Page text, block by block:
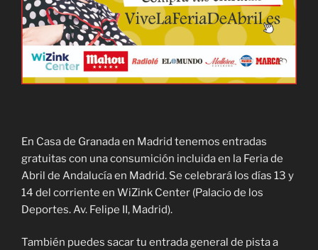
En Casa de Granada en Madrid tenemos entradas
gratuitas con una consumición incluida en la Feria de
Abril de Andalucía en Madrid. Se celebrará los días 13 y
14 del corriente en WiZink Center (Palacio de los
Deportes. Av. Felipe II, Madrid).
También puedes sacar tu entrada general de pista a